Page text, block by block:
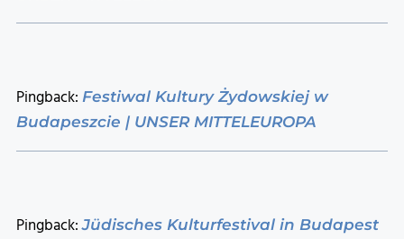
Pingback: Festiwal Kultury Żydowskiej w
Budapeszcie | UNSER MITTELEUROPA
Pingback:Jüdisches Kulturfestival in Budapest